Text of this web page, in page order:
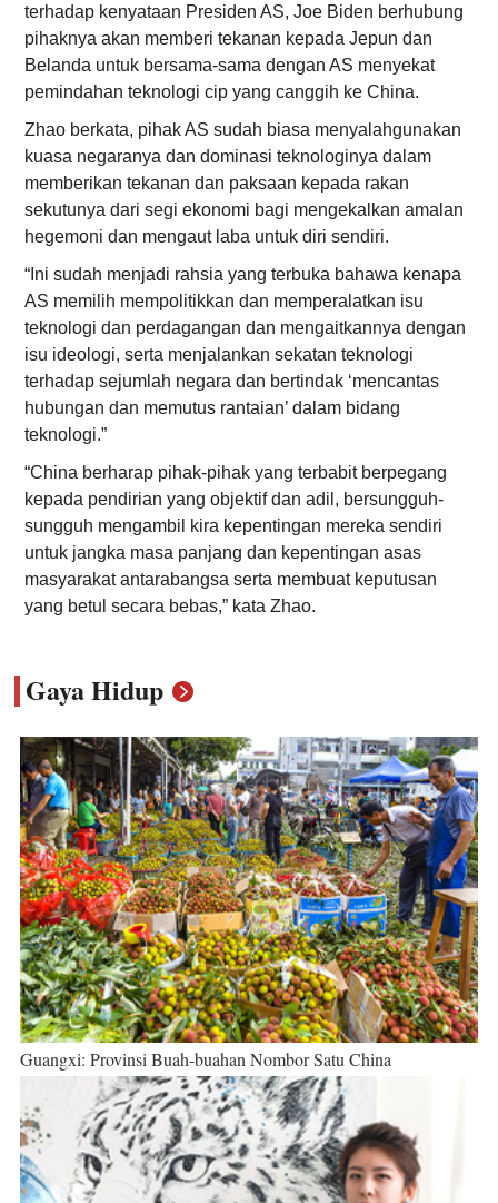
terhadap kenyataan Presiden AS, Joe Biden berhubung
pihaknya akan memberi tekanan kepada Jepun dan
Belanda untuk bersama-sama dengan AS menyekat
pemindahan teknologi cip yang canggih ke China.
Zhao berkata, pihak AS sudah biasa menyalahgunakan
kuasa negaranya dan dominasi teknologinya dalam
memberikan tekanan dan paksaan kepada rakan
sekutunya dari segi ekonomi bagi mengekalkan amalan
hegemoni dan mengaut laba untuk diri sendiri.
“Ini sudah menjadi rahsia yang terbuka bahawa kenapa
AS memilih mempolitikkan dan memperalatkan isu
teknologi dan perdagangan dan mengaitkannya dengan
isu ideologi, serta menjalankan sekatan teknologi
terhadap sejumlah negara dan bertindak ‘mencantas
hubungan dan memutus rantaian’ dalam bidang
teknologi.”
“China berharap pihak-pihak yang terbabit berpegang
kepada pendirian yang objektif dan adil, bersungguh-
sungguh mengambil kira kepentingan mereka sendiri
untuk jangka masa panjang dan kepentingan asas
masyarakat antarabangsa serta membuat keputusan
yang betul secara bebas,” kata Zhao.
Gaya Hidup
Guangxi: Provinsi Buah-buahan Nombor Satu China